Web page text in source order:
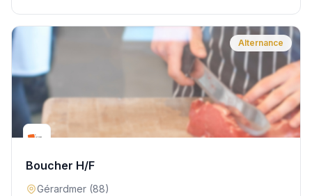
Alternance
Boucher H/F
Gérardmer (88)